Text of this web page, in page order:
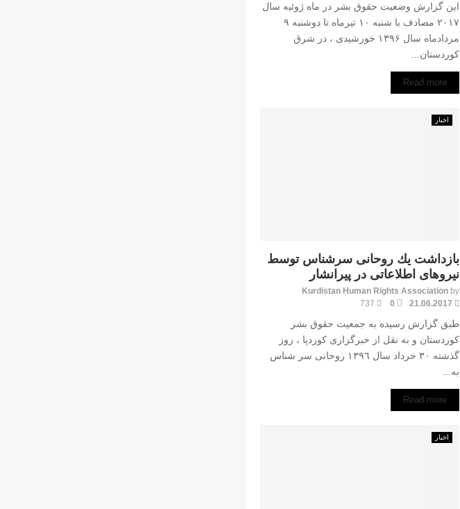
این گزارش وضعیت حقوق بشر در ماه ژوئیه سال
۲۰۱۷ مصادف با شنبه ۱۰ تیرماه تا دوشنبه ۹
مردادماه سال ۱۳۹۶ خورشیدی ، در شرق
کوردستان...
Read more
اخبار
بازداشت يك روحانى سرشناس توسط
نيروهاى اطلاعاتى در پيرانشار
by
Kurdistan Human Rights Association
21.06.2017
0
737
طبق گزارش رسيده به جمعيت حقوق بشر
كوردستان و به نقل از خبرگزارى كوردپا ، روز
گذشته ٣٠ خرداد سال ١٣٩٦ روحانى سر شناس
به...
Read more
اخبار